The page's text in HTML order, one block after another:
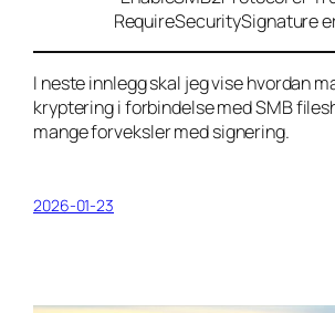
RequireSecuritySignature
I neste innlegg skal jeg vise hvordan
kryptering i forbindelse med SMB
mange forveksler med signering.
2026-01-23